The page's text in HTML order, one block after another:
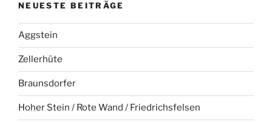
NEUESTE BEITRÄGE
Aggstein
Zellerhüte
Braunsdorfer
Hoher Stein / Rote Wand / Friedrichsfelsen